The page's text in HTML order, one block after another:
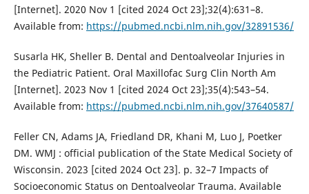
[Internet]. 2020 Nov 1 [cited 2024 Oct 23];32(4):631–8.
Available from: https://pubmed.ncbi.nlm.nih.gov/32891536/
Susarla HK, Sheller B. Dental and Dentoalveolar Injuries in
the Pediatric Patient. Oral Maxillofac Surg Clin North Am
[Internet]. 2023 Nov 1 [cited 2024 Oct 23];35(4):543–54.
Available from: https://pubmed.ncbi.nlm.nih.gov/37640587/
Feller CN, Adams JA, Friedland DR, Khani M, Luo J, Poetker
DM. WMJ : official publication of the State Medical Society of
Wisconsin. 2023 [cited 2024 Oct 23]. p. 32–7 Impacts of
Socioeconomic Status on Dentoalveolar Trauma. Available